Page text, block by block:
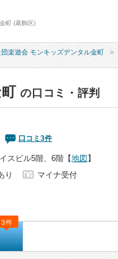
町 (葛飾区)
楽遊会 モンキッズデンタル金町
の口コミ・評判
口コミ 3件
スビル5階、6階 【地図 】
り
マイナ受付
3件